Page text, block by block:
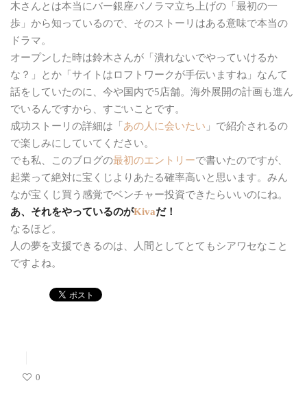
木さんとは本当にバー銀座パノラマ立ち上げの「最初の一
歩」から知っているので、そのストーリはある意味で本当の
ドラマ。
オープンした時は鈴木さんが「潰れないでやっていけるか
な？」とか「サイトはロフトワークが手伝いますね」なんて
話をしていたのに、今や国内で5店舗。海外展開の計画も進ん
でいるんですから、すごいことです。
成功ストーリの詳細は「 あの人に会いたい 」で紹介されるの
で楽しみにしていてください。
でも私、このブログの最初のエントリーで書いたのですが、
起業って絶対に宝くじよりあたる確率高いと思います。みん
なが宝くじ買う感覚でベンチャー投資できたらいいのにね。
あ、それをやっているのがKivaだ！
なるほど。
人の夢を支援できるのは、人間としてとてもシアワセなこと
ですよね。
0